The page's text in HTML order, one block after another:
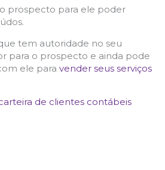
prospecto para ele poder
tem autoridade no seu
para o prospecto e ainda pode
ele para vender seus serviços
de clientes contábeis